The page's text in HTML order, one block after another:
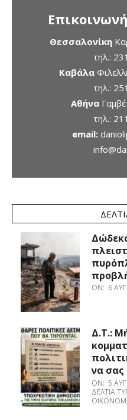
Θεσσαλονίκη
τηλ.:
Καβάλα
τηλ.:
Αθήνα
τηλ.:
email:
ON: 6
Δ.Τ.:
να σας
ON: 5
ΔΕΛΤΊΑ